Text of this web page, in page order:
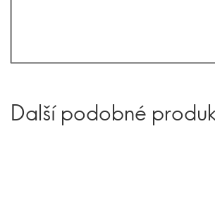
Další podobné